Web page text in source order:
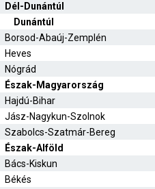
Dél-Dunántúl
Dunántúl
Borsod-Abaúj-Zemplén
Heves
Nógrád
Észak-Magyarország
Hajdú-Bihar
Jász-Nagykun-Szolnok
Szabolcs-Szatmár-Bereg
Észak-Alföld
Bács-Kiskun
Békés